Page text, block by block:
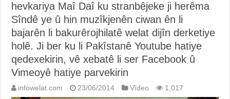
hevkariya Maî Daî ku stranbêjeke ji herêma
Sîndê ye û hin muzîkjenên ciwan ên li
bajarên li bakurêrojhilatê welat dijîn derketiye
holê. Ji ber ku li Pakîstanê Youtube hatiye
qedexekirin, vê xebatê li ser Facebook û
Vimeoyê hatiye parvekirin
infowelat.com 23/06/2014 Vîdeo 1,017